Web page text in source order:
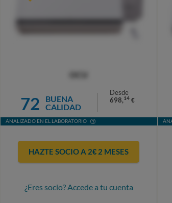
72
BUENA
CALIDAD
Desde
698,14 €
ANALIZADO EN EL LABORATORIO
HAZTE SOCIO A 2€ 2 MESES
¿Eres socio? Accede a tu cuenta